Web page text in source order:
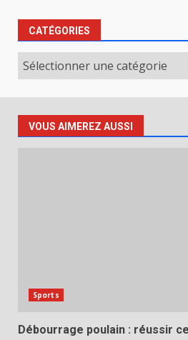
CATÉGORIES
Catégories
VOUS AIMEREZ AUSSI
Sports
Débourrage poulain : réussir